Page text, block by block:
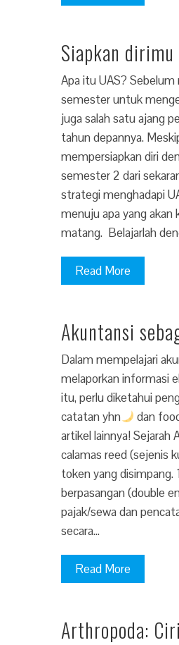
Siapkan
Apa itu UAS? Sebelum
semester untuk
juga salah satu ajang
tahun depannya.
mempersiapkan diri
semester 2 dari
strategi menghadapi
menuju apa yang akan
matang. Belajarlah
Read More
Akuntansi
Dalam mempelajari
melaporkan informasi
itu, perlu diketahui
catatan yhn
dan
artikel lainnya! Sejarah
calamas reed (sejenis
token yang
berpasangan (double
pajak/sewa dan
secara…
Read More
Arthropoda: